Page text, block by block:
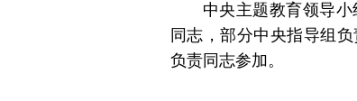
中央主题教育领导
同志，部分中央指导组
负责同志参加。